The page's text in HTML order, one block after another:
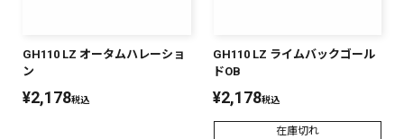
GH110 LZ オータムハレーショ
ン
¥2,178税込
GH110 LZ ライムバックゴール
ドOB
¥2,178税込
在庫切れ